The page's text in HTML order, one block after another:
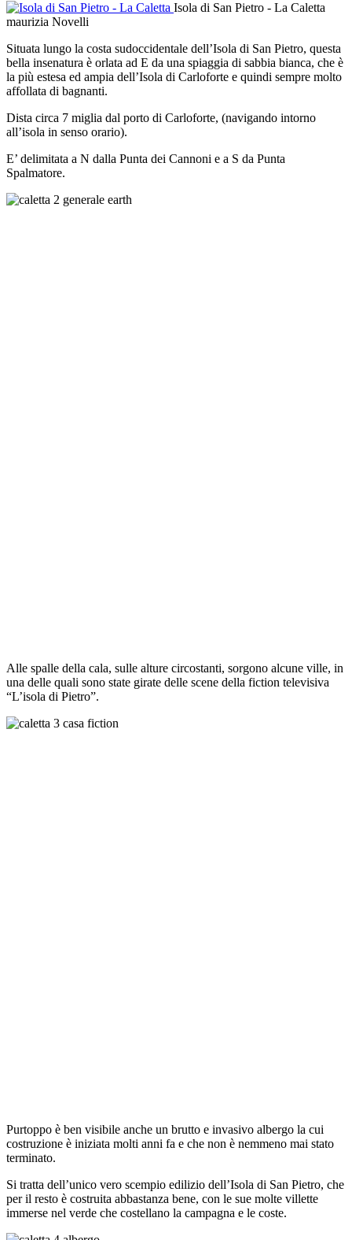
Isola di San Pietro - La Caletta
maurizia Novelli
Situata lungo la costa sudoccidentale dell’Isola di San Pietro, questa
bella insenatura è orlata ad E da una spiaggia di sabbia bianca, che è
la più estesa ed ampia dell’Isola di Carloforte e quindi sempre molto
affollata di bagnanti.
Dista circa 7 miglia dal porto di Carloforte, (navigando intorno
all’isola in senso orario).
E’ delimitata a N dalla Punta dei Cannoni e a S da Punta
Spalmatore.
Alle spalle della cala, sulle alture circostanti, sorgono alcune ville, in
una delle quali sono state girate delle scene della fiction televisiva
“L’isola di Pietro”.
Purtoppo è ben visibile anche un brutto e invasivo albergo la cui
costruzione è iniziata molti anni fa e che non è nemmeno mai stato
terminato.
Si tratta dell’unico vero scempio edilizio dell’Isola di San Pietro, che
per il resto è costruita abbastanza bene, con le sue molte villette
immerse nel verde che costellano la campagna e le coste.